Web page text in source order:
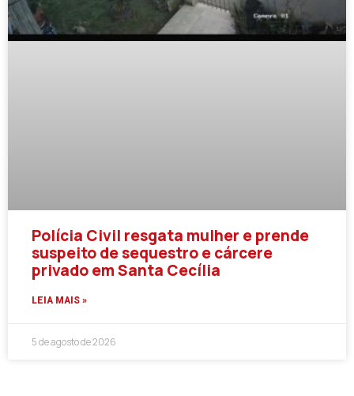
Polícia Civil resgata mulher e prende
suspeito de sequestro e cárcere
privado em Santa Cecília
LEIA MAIS »
5 de agosto de 2026